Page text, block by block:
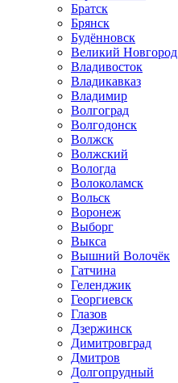
Братск
Брянск
Будённовск
Великий Новгород
Владивосток
Владикавказ
Владимир
Волгоград
Волгодонск
Волжск
Волжский
Вологда
Волоколамск
Вольск
Воронеж
Выборг
Выкса
Вышний Волочёк
Гатчина
Геленджик
Георгиевск
Глазов
Дзержинск
Димитровград
Дмитров
Долгопрудный